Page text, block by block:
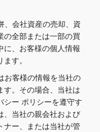
、会社資産の売却、資
の全部または一部の買
に、お客様の個人情報
す。
お客様の情報を当社の
す。その場合、当社は
シー ポリシーを遵守す
、当社の親会社および
ナー、または当社が管